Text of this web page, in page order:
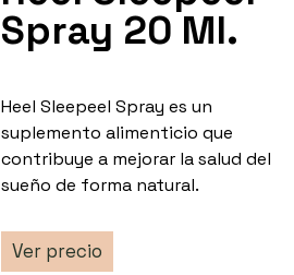
Spray 20 Ml.
Heel Sleepeel Spray es un
suplemento alimenticio que
contribuye a mejorar la salud del
sueño de forma natural.
Ver precio